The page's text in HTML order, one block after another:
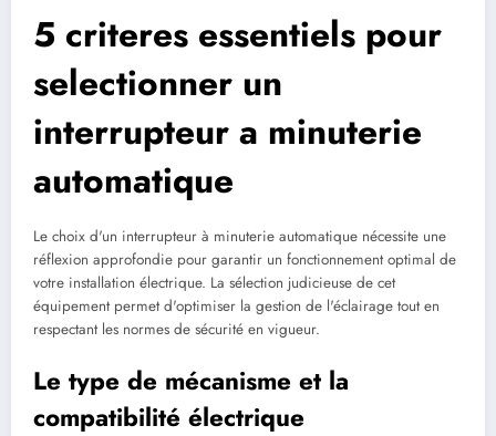
5 criteres essentiels pour
selectionner un
interrupteur a minuterie
automatique
Le choix d'un interrupteur à minuterie automatique nécessite une
réflexion approfondie pour garantir un fonctionnement optimal de
votre installation électrique. La sélection judicieuse de cet
équipement permet d'optimiser la gestion de l'éclairage tout en
respectant les normes de sécurité en vigueur.
Le type de mécanisme et la
compatibilité électrique